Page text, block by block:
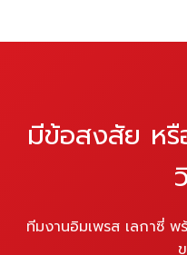
มีข้อสงสัย หรื
ทีมงานอิมเพรส เลกาซี่ พ